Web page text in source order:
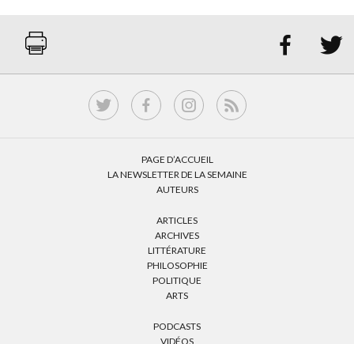
 
PAGE D’ACCUEIL
LA NEWSLETTER DE LA SEMAINE
AUTEURS
ARTICLES
ARCHIVES
LITTÉRATURE
PHILOSOPHIE
POLITIQUE
ARTS
PODCASTS
VIDÉOS